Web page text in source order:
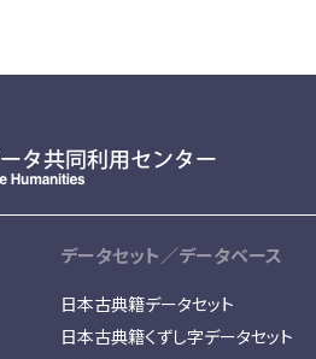
データセット／データベース
日本古典籍データセット
日本古典籍くずし字データセット